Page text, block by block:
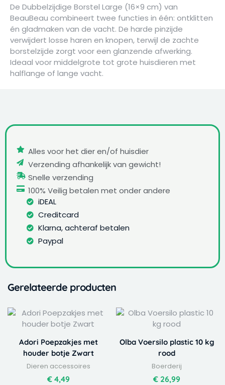
De Dubbelzijdige Borstel Large (16×9 cm) van
BeauBeau combineert twee functies in één: ontklitten
én gladmaken van de vacht. De harde pinzijde
verwijdert losse haren en knopen, terwijl de zachte
borstelzijde zorgt voor een glanzende afwerking.
Ideaal voor middelgrote tot grote huisdieren met
halflange of lange vacht.
Alles voor het dier en/of huisdier
Verzending afhankelijk van gewicht!
Snelle verzending
100% Veilig betalen met onder andere
iDEAL
Creditcard
Klarna, achteraf betalen
Paypal
Gerelateerde producten
Adori Poepzakjes met
houder botje Zwart
Dieren accessoires
€4,49
Olba Voersilo plastic 10 kg
rood
Boerderij
€ 26,99